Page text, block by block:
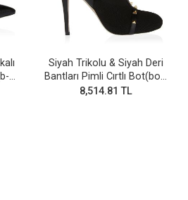
Siyah Trikolu & Siyah Deri
Bantları Pimli Cırtlı Bot(bot-
255)
8,514.81 TL